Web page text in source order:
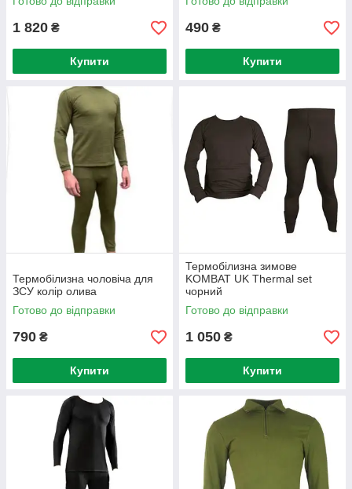
1 820 ₴
Купити
490 ₴
Купити
Термобілизна чоловіча для
ЗСУ колір олива
Готово до відправки
790 ₴
Купити
Термобілизна зимове
KOMBAT UK Thermal set
чорний
Готово до відправки
1 050 ₴
Купити